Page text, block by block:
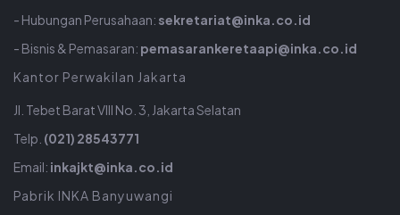
- Hubungan Perusahaan: sekretariat@inka.co.id
- Bisnis & Pemasaran: pemasarankeretaapi@inka.co.id
Kantor Perwakilan Jakarta
Jl. Tebet Barat VIII No. 3, Jakarta Selatan
Telp. (021) 28543771
Email: inkajkt@inka.co.id
Pabrik INKA Banyuwangi